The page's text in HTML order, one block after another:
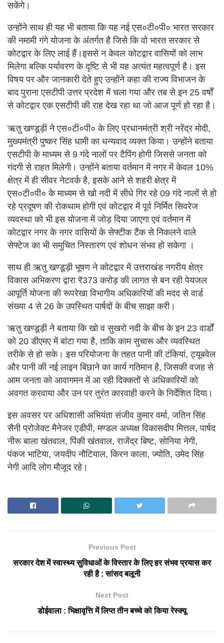
सकेंगे।
उन्होंने साथ ही यह भी बताया कि यह नई एस०टी०पी० भारत सरकार
की नमामी गंगे योजना के अंतर्गत है जिसे कि वो भारत सरकार से
कोटद्वार के लिए लाई हैं।इससे न केवल कोटद्वार वासियों को लाभ
मिलेगा बल्कि पर्यावरण के दृष्टि से भी यह अत्यंत महत्वपूर्ण है। इस
विषय पर और जानकारी देते हुए उन्होंने कहा की राज्य विभाजन के
बाद पुराना एसटीपी उत्तर प्रदेश में चला गया और तब से इन 25 वर्षों
से कोटद्वार एक एसटीपी की राह देख रहा था जो आज पूर्ण हो रहा है।
ऋतु खण्डूड़ी ने एस०टी०पी० के लिए प्रधानमंत्री श्री नरेंद्र मोदी,
मुख्यमंत्री पुष्कर सिंह धामी का धन्यवाद व्यक्त किया। उन्होंने बताया
एसटीपी के माध्यम से 9 गंदे नालों पर टैपिंग होगी जिससे जनता को
गंदगी से राहत मिलेगी। उन्होंने बताया वर्तमान में नगर में केवल 10%
क्षेत्र में ही सीवर नेटवर्क है, इसके आने से शहरी क्षेत्र में
एस०टी०पी० के माध्यम से खो नदी में सीधे गिर रहे 09 गंदे नालों से हो
रहे प्रदूषण की रोकथाम होगी एवं कोटद्वार में पूर्व निर्मित सिवरेज
व्यवस्था को भी इस योजना में जोड़ दिया जाएगा एवं वर्तमान में
कोटद्वार नगर के नगर वासियों के सेफ्टीक टैंक से निकलने वाले
सेफ्टेज का भी समुचित निस्तारण एवं शोधन संभव हो सकेगा ।
साथ ही ऋतु खण्डूड़ी भूषण ने कोटद्वार में उत्तराखंड नगरीय क्षेत्र
विकास अभिकरण द्वारा ₹373 करोड़ की लागत से बन रही पेयजल
आपूर्ति योजना की रूपरेखा विभागीय अधिकारियों की मदद से वार्ड
संख्या 4 से 26 के उपस्थित पार्षदों के बीच साझा करी।
ऋतु खण्डूड़ी ने बताया कि खो व सुखरो नदी के बीच के इन 23 वार्डों
को 20 डीएमए में बांटा गया है, ताकि काम सुचारू और व्यवस्थित
तरीके से हो सके। इस परियोजना के तहत पानी की टंकियां, ट्यूबवेल
और पानी की नई लाइन बिछाने का कार्य गतिमान है, जिसकी वजह से
आम जनता को आवागमन में आ रही दिक्कतों से अधिकारियों को
अवगत करवाया और उन पर तुरंत कारवाही करने के निर्देशित दिया।
इस अवसर पर अधिशासी अभियंता संजीव कुमार वर्मा, जतिन सिंह
सैनी प्रोजेक्ट मैनेजर एडीपी, मण्डल अध्यक्ष विकासदीप मित्तल, पार्षद
नीरू बाला खंतवाल, पिंकी खंतवाल, राजेंद्र बिष्ट, सोनिया नेगी,
पंकज भाटिया, जयदीप नौटियाल, किरन काला, ज्योति, उमेद सिंह
नेगी आदि लोग मौजूद रहे।
Previous Post
सरकार देश में स्वास्थ्य सुविधाओं के विस्तार के लिए हर संभव प्रयास कर
रही है : सांसद बलूनी
Next Post
डोईवाला : भिक्षावृत्ति में लिप्त तीन बच्चे को किया रेस्क्यू